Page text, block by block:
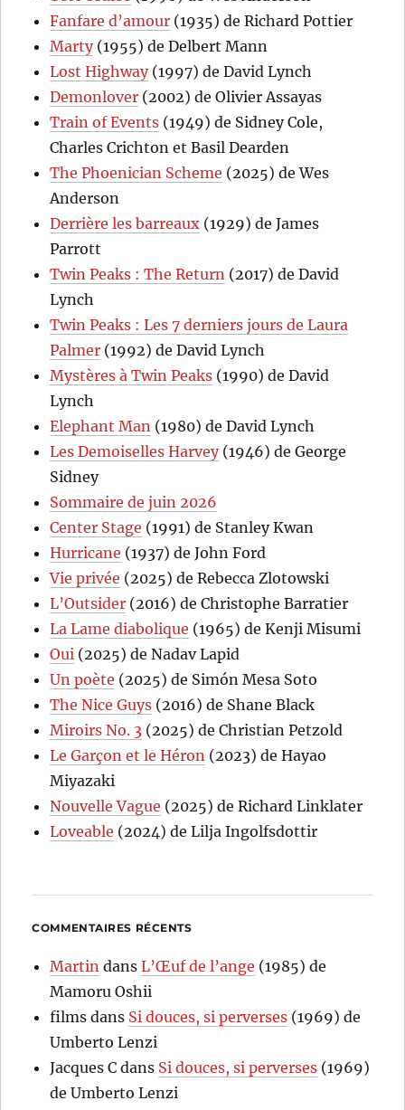
Fanfare d’amour (1935) de Richard Pottier
Marty(1955) de Delbert Mann
Lost Highway(1997) de David Lynch
Demonlover (2002) de Olivier Assayas
Train of Events (1949) de Sidney Cole,
Charles Crichton et Basil Dearden
The Phoenician Scheme (2025) de Wes
Anderson
Derrière les barreaux (1929) de James
Parrott
Twin Peaks : The Return (2017) de David
Lynch
Twin Peaks : Les 7 derniers jours de Laura
Palmer (1992) de David Lynch
Mystères à Twin Peaks (1990) de David
Lynch
Elephant Man (1980) de David Lynch
Les Demoiselles Harvey(1946) de George
Sidney
Sommaire de juin 2026
Center Stage (1991) de Stanley Kwan
Hurricane (1937) de John Ford
Vie privée (2025) de Rebecca Zlotowski
L’Outsider (2016) de Christophe Barratier
La Lame diabolique (1965) de Kenji Misumi
Oui (2025) de Nadav Lapid
Un poète (2025) de Simón Mesa Soto
The Nice Guys (2016) de Shane Black
Miroirs No. 3 (2025) de Christian Petzold
Le Garçon et le Héron (2023) de Hayao
Miyazaki
Nouvelle Vague (2025) de Richard Linklater
Loveable (2024) de Lilja Ingolfsdottir
COMMENTAIRES RÉCENTS
Martin dansL’Œuf de l’ange (1985) de
Mamoru Oshii
films dans Si douces, si perverses (1969) de
Umberto Lenzi
Jacques C dans Si douces, si perverses (1969)
de Umberto Lenzi